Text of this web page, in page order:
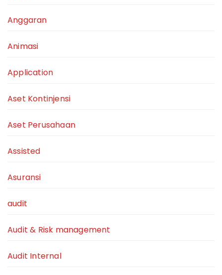
Anggaran
Animasi
Application
Aset Kontinjensi
Aset Perusahaan
Assisted
Asuransi
audit
Audit & Risk management
Audit Internal